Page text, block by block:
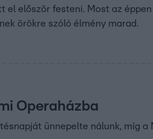
el először festeni. Most az
örökre szóló élmény marad.
Operaházba
ünnepelte nálunk, míg a